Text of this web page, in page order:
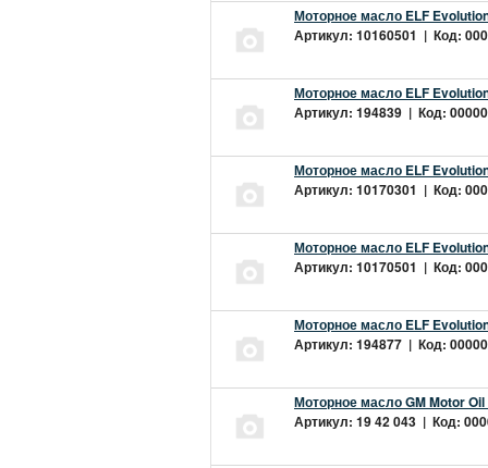
Моторное масло ELF
Артикул: 10160501 | Код:
Моторное масло ELF
Артикул: 194839 | Код:
Моторное масло ELF
Артикул: 10170301 | Код:
Моторное масло ELF
Артикул: 10170501 | Код:
Моторное масло ELF
Артикул: 194877 | Код:
Моторное масло GM Motor Oil
Артикул: 19 42 043 | Код: